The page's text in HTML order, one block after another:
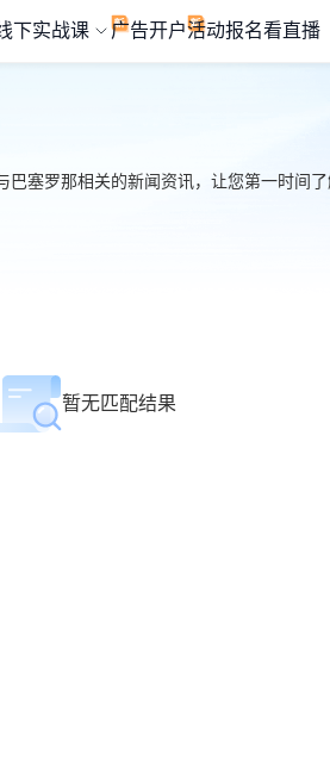
下实战课 广告开户活动报名看直播
塞罗那相关的新闻资讯，让您第一时间
暂无匹配结果